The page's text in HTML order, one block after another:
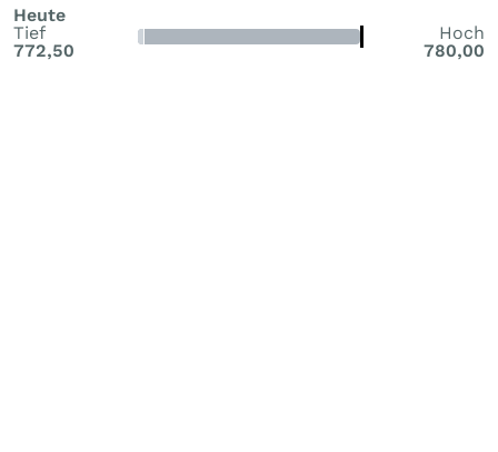
Heute
Tief
772,50
Hoch
780,00